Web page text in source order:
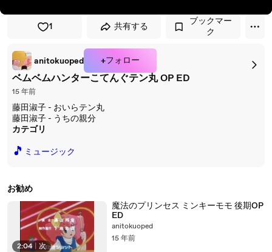
1 共有する
ブックマー
ク
anitokuoped +フォロー
ベムベムハンターこてんぐテン丸 OP ED
15 年前
藤田淑子 - おいらテン丸
藤田淑子 - うちの親分
カテゴリ
🎵 ミュージック
お勧め
2:04 次
魔法のプリンセス ミンキーモモ 後期OP
ED
anitokuoped
15 年前